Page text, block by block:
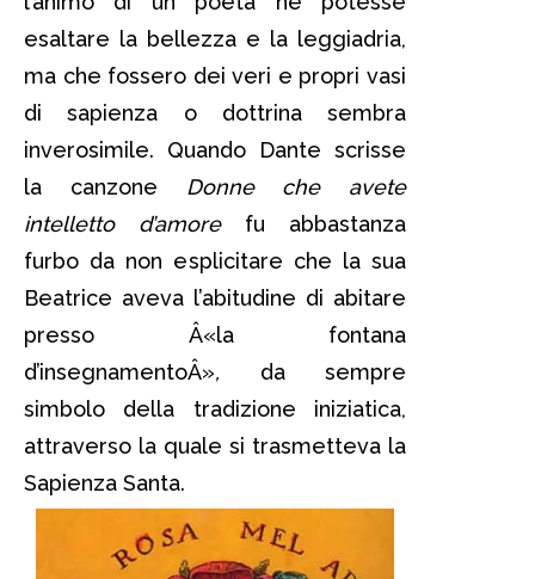
esaltare la bellezza e la leggiadria,
ma che fossero dei veri e propri vasi
di sapienza o dottrina sembra
inverosimile. Quando Dante scrisse
la canzone Donne che avete
intelletto d’amorefu abbastanza
furbo da non esplicitare che la sua
Beatrice aveva l’abitudine di abitare
presso Â«la fontana
d’insegnamentoÂ», da sempre
simbolo della tradizione iniziatica,
attraverso la quale si trasmetteva la
Sapienza Santa.